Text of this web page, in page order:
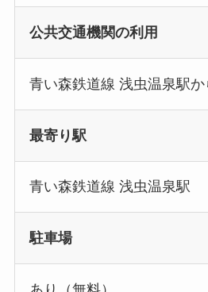
公共交通機関の利用
青い森鉄道線 浅虫温泉駅
最寄り駅
青い森鉄道線 浅虫温泉駅
駐車場